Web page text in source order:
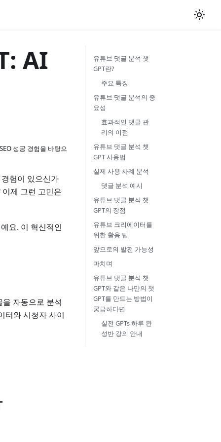
AI
성공 경험을 바탕으
험이 있으신가
제 그런 고민은
요. 이 혁신적인
자동으로 분석
터와 시청자 사이
유튜브 댓글 분석 챗
GPT란?
주요 특징
유튜브 댓글 분석의 중
요성
효과적인 댓글 관
리의 이점
유튜브 댓글 분석 챗
GPT 사용법
실제 사용 사례 분석
댓글 분석 예시
유튜브 댓글 분석 챗
GPT의 장점
유튜브 크리에이터를
위한 활용 팁
앞으로의 발전 가능성
마치며
유튜브 댓글 분석 챗
GPT와 같은 나만의 챗
GPT를 만드는 방법이
궁금하다면
실전 GPTs 하루 완
성반 강의 안내